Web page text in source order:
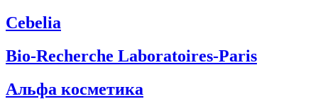
Cebelia
Bio-Recherche Laboratoires-Paris
Альфа косметика